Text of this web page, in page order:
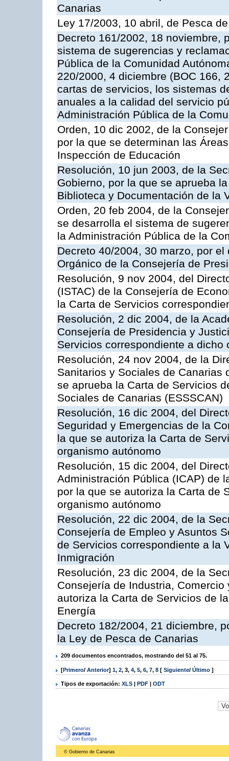
Canarias
Ley 17/2003, 10 abril, de Pesca
Decreto 161/2002, 18 noviembre,
sistema de sugerencias y
Pública de la Comunidad
220/2000, 4 diciembre (BOC 166,
cartas de servicios, los sistemas
anuales a la calidad del servicio
Administración Pública de la
Orden, 10 dic 2002, de la
por la que se determinan las
Inspección de Educación
Resolución, 10 jun 2003, de la
Gobierno, por la que se aprueba
Biblioteca y Documentación de la
Orden, 20 feb 2004, de la
se desarrolla el sistema de
la Administración Pública de la
Decreto 40/2004, 30 marzo, por
Orgánico de la Consejería de
Resolución, 9 nov 2004, del
(ISTAC) de la Consejería de
la Carta de Servicios
Resolución, 2 dic 2004, de la
Consejería de Presidencia y
Servicios correspondiente a dicho
Resolución, 24 nov 2004, de la
Sanitarios y Sociales de Canarias
se aprueba la Carta de Servicios
Sociales de Canarias (ESSSCAN)
Resolución, 16 dic 2004, del
Seguridad y Emergencias de la
la que se autoriza la Carta de
organismo autónomo
Resolución, 15 dic 2004, del
Administración Pública (ICAP) de
por la que se autoriza la Carta de
organismo autónomo
Resolución, 22 dic 2004, de la
Consejería de Empleo y Asuntos
de Servicios correspondiente a la
Inmigración
Resolución, 23 dic 2004, de la
Consejería de Industria,
autoriza la Carta de Servicios de
Energía
Decreto 182/2004, 21 diciembre,
la Ley de Pesca de Canarias
209 documentos encontrados, mostrando del 51 al 75.
[Primero/ Anterior] 1, 2, 3, 4, 5, 6, 7, 8 [ Siguiente/ Último ]
Tipos de exportación: XLS | PDF | ODT
© Gobierno de Canarias